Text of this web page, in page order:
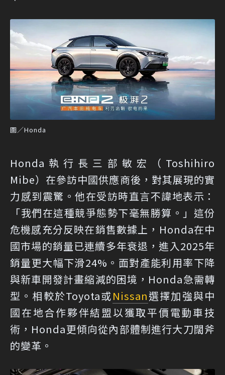
圖／Honda
Honda執行長三部敏宏（Toshihiro
Mibe）在參訪中國供應商後，對其展現的實
力感到震驚。他在受訪時直言不諱地表示：
「我們在這種競爭態勢下毫無勝算。」這份
危機感充分反映在銷售數據上，Honda在中
國市場的銷量已連續多年衰退，進入2025年
銷量更大幅下滑24%。面對產能利用率下降
與新車開發計畫縮減的困境，Honda急需轉
型。相較於Toyota或Nissan選擇加強與中
國在地合作夥伴結盟以獲取平價電動車技
術，Honda更傾向從內部體制進行大刀闊斧
的變革。